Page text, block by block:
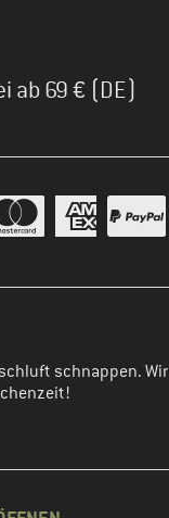
ab 69 € (DE)
schnappen. Wir